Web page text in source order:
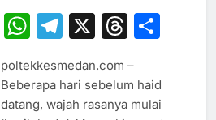
WhatsApp
Telegram
X
poltekkesmedan.com –
Beberapa hari sebelum haid
datang, wajah rasanya mulai